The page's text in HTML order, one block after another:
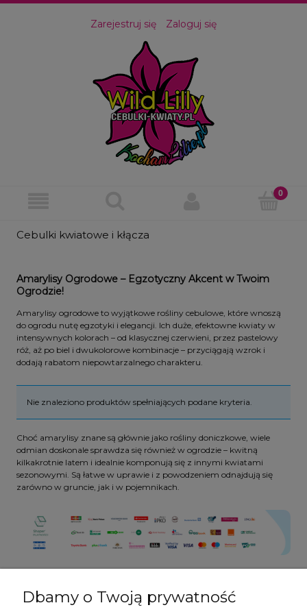
Zarejestruj się Zaloguj się
Cebulki kwiatowe i kłącza
Amarylisy Ogrodowe – Egzotyczny Akcent w Twoim
Ogrodzie!
Amarylisy ogrodowe to wyjątkowe rośliny cebulowe, które wnoszą
do ogrodu nutę egzotyki i elegancji. Ich duże, efektowne kwiaty w
intensywnych kolorach – od klasycznej czerwieni, przez pastelowy
róż, aż po biel i dwukolorowe kombinacje – przyciągają wzrok i
dodają rabatom niepowtarzalnego charakteru.
Nie znaleziono produktów spełniających podane kryteria.
Choć amarylisy znane są głównie jako rośliny doniczkowe, wiele
odmian doskonale sprawdza się również w ogrodzie – kwitną
kilkakrotnie latem i idealnie komponują się z innymi kwiatami
sezonowymi. Są łatwe w uprawie i z powodzeniem odnajdują się
zarówno w gruncie, jak i w pojemnikach.
Dbamy o Twoją prywatność